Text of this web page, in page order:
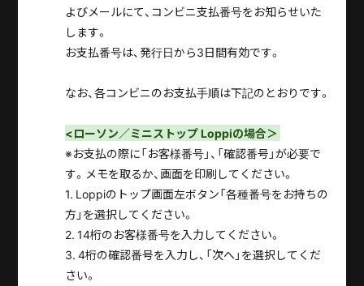
よびメールにて、コンビニ支払番号をお知らせいた
します。
お支払番号は、発行日から3日間有効です。
なお、各コンビニのお支払手順は下記のとおりです。
<ローソン／ミニストップ Loppiの場合＞
※お支払の際に「お客様番号」、「確認番号」が必要で
す。メモを取るか、画面を印刷してください。
1. Loppiのトップ画面左ボタン「各種番号をお持ちの
方」を選択してください。
2. 14桁のお客様番号を入力してください。
3. 4桁の確認番号を入力し、「次へ」を選択してくだ
さい。